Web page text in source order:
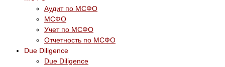
Аудит по МСФО
МСФО
Учет по МСФО
Отчетность по МСФО
Due Diligence
Due Diligence